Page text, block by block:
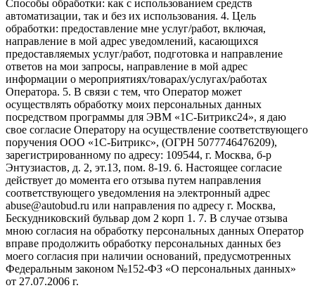
Способы обработки: как с использованием средств
автоматизации, так и без их использования. 4. Цель
обработки: предоставление мне услуг/работ, включая,
направление в мой адрес уведомлений, касающихся
предоставляемых услуг/работ, подготовка и направление
ответов на мои запросы, направление в мой адрес
информации о мероприятиях/товарах/услугах/работах
Оператора. 5. В связи с тем, что Оператор может
осуществлять обработку моих персональных данных
посредством программы для ЭВМ «1С-Битрикс24», я даю
свое согласие Оператору на осуществление соответствующего
поручения ООО «1С-Битрикс», (ОГРН 5077746476209),
зарегистрированному по адресу: 109544, г. Москва, б-р
Энтузиастов, д. 2, эт.13, пом. 8-19. 6. Настоящее согласие
действует до момента его отзыва путем направления
соответствующего уведомления на электронный адрес
abuse@autobud.ru или направления по адресу г. Москва,
Бескудниковский бульвар дом 2 корп 1. 7. В случае отзыва
мною согласия на обработку персональных данных Оператор
вправе продолжить обработку персональных данных без
моего согласия при наличии оснований, предусмотренных
Федеральным законом №152-ФЗ «О персональных данных»
от 27.07.2006 г.